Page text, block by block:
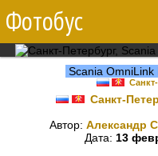
Фотобус
Scania
Санкт-
Автор: Александр
Дата: 13